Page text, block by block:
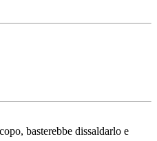
basterebbe dissaldarlo e